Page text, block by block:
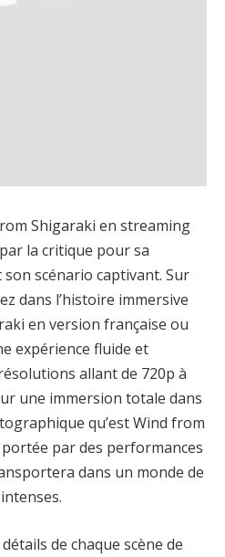
Shigaraki en streaming
la critique pour sa
scénario captivant. Sur
dans l’histoire immersive
en version française ou
expérience fluide et
allant de 720p à
une immersion totale dans
qu’est Wind from
par des performances
dans un monde de
de chaque scène de